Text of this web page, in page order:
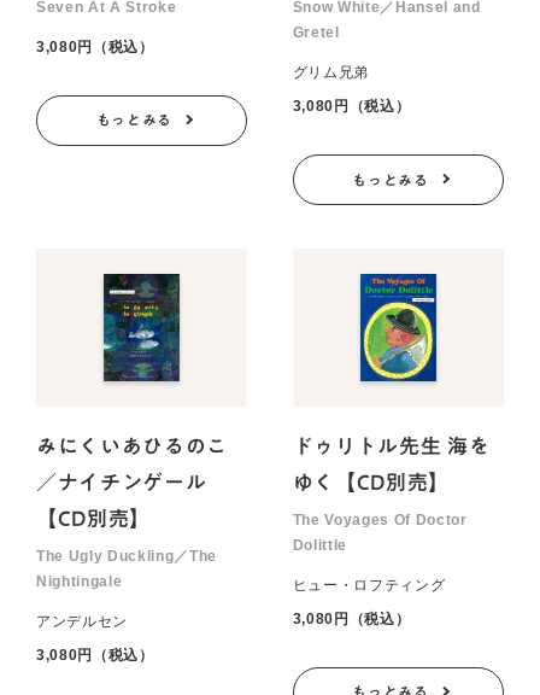
Seven At A Stroke
3,080円（税込）
もっとみる
Snow White／Hansel and
Gretel
グリム兄弟
3,080円（税込）
もっとみる
みにくいあひるのこ
／ナイチンゲール
【CD別売】
The Ugly Duckling／The
Nightingale
アンデルセン
3,080円（税込）
ドゥリトル先生 海を
ゆく【CD別売】
The Voyages Of Doctor
Dolittle
ヒュー・ロフティング
3,080円（税込）
もっとみる